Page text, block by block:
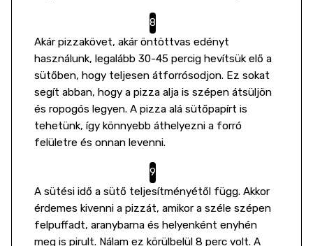
Akár pizzakövet, akár öntöttvas edényt
használunk, legalább 30-45 percig hevítsük elő a
sütőben, hogy teljesen átforrósodjon. Ez sokat
segít abban, hogy a pizza alja is szépen átsüljön
és ropogós legyen. A pizza alá sütőpapírt is
tehetünk, így könnyebb áthelyezni a forró
felületre és onnan levenni.
A sütési idő a sütő teljesítményétől függ. Akkor
érdemes kivenni a pizzát, amikor a széle szépen
felpuffadt, aranybarna és helyenként enyhén
meg is pirult. Nálam ez körülbelül 8 perc volt. A